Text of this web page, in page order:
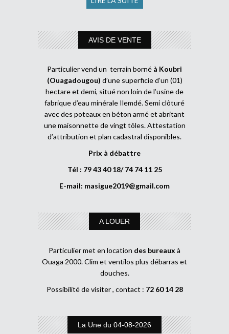
AVIS DE VENTE
Particulier vend un terrain borné à Koubri
(Ouagadougou) d’une superficie d’un (01)
hectare et demi, situé non loin de l’usine de
fabrique d’eau minérale Ilemdé. Semi clôturé
avec des poteaux en béton armé et abritant
une maisonnette de vingt tôles. Attestation
d’attribution et plan cadastral disponibles.
Prix à débattre
Tél : 79 43 40 18/ 74 74 11 25
E-mail: masigue2019@gmail.com
A LOUER
Particulier met en location des bureaux à
Ouaga 2000. Clim et ventilos plus débarras et
douches.
Possibilité de visiter , contact : 72 60 14 28
La Une du 04-08-2026